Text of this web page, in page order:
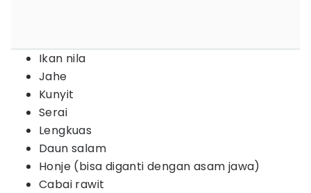
Ikan nila
Jahe
Kunyit
Serai
Lengkuas
Daun salam
Honje (bisa diganti dengan asam jawa)
Cabai rawit